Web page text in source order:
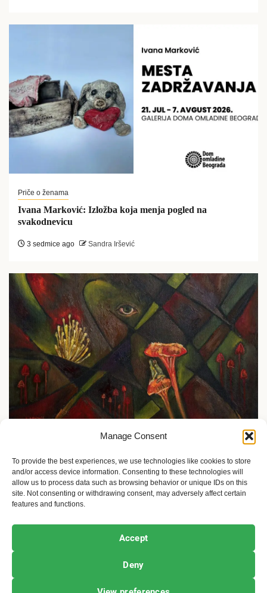
Manage Consent
To provide the best experiences, we use technologies like cookies to store
and/or access device information. Consenting to these technologies will
allow us to process data such as browsing behavior or unique IDs on this
site. Not consenting or withdrawing consent, may adversely affect certain
features and functions.
Accept
Deny
Priče o ženama
Ivana Marković: Izložba koja menja pogled na
svakodnevicu
3 sedmice ago Sandra Iršević
Ciudad Viva: Srpkinja oduševila La Paz
3 sedmice ago Sandra Iršević
Ekologija i održivost
Copyright © All rights reserved.